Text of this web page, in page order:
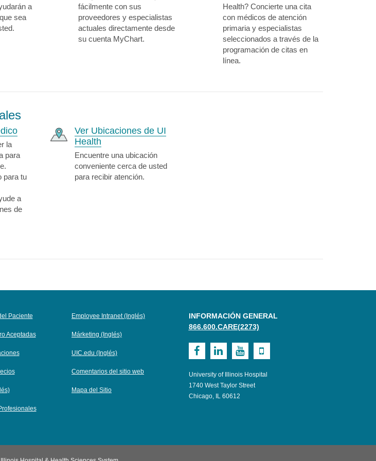
a
sea
fácilmente con sus
proveedores y especialistas
actuales directamente desde
su cuenta MyChart.
Health? Concierte una cita
con médicos de atención
primaria y especialistas
seleccionados a través de la
programación de citas en
línea.
la
para
para tu
a
de
Ver Ubicaciones de UI
Health
Encuentre una ubicación
conveniente cerca de usted
para recibir atención.
Paciente
Aceptadas
Employee Intranet (Inglés)
Márketing (Inglés)
UIC.edu (Inglés)
Comentarios del sitio web
Mapa del Sitio
INFORMACIÓN GENERAL
866.600.CARE(2273)
Visit
Health
on
Visit
Health
on
Visit
Health
Visit
University of Illinois Hospital
1740 West Taylor Street
Chicago, IL 60612